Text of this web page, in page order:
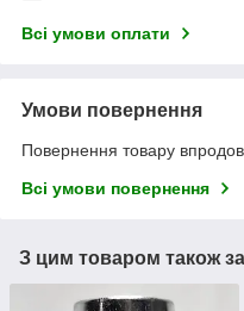
Всі умови оплати
Умови повернення
Повернення товару
Всі умови повернення
З цим товаром також